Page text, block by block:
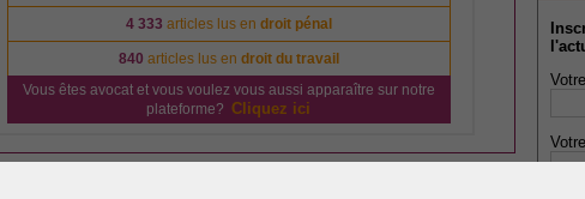
4 333 articles lus en droit pénal
840 articles lus en droit du travail
Vous êtes avocat et vous voulez vous aussi apparaître sur notre
plateforme? Cliquez ici